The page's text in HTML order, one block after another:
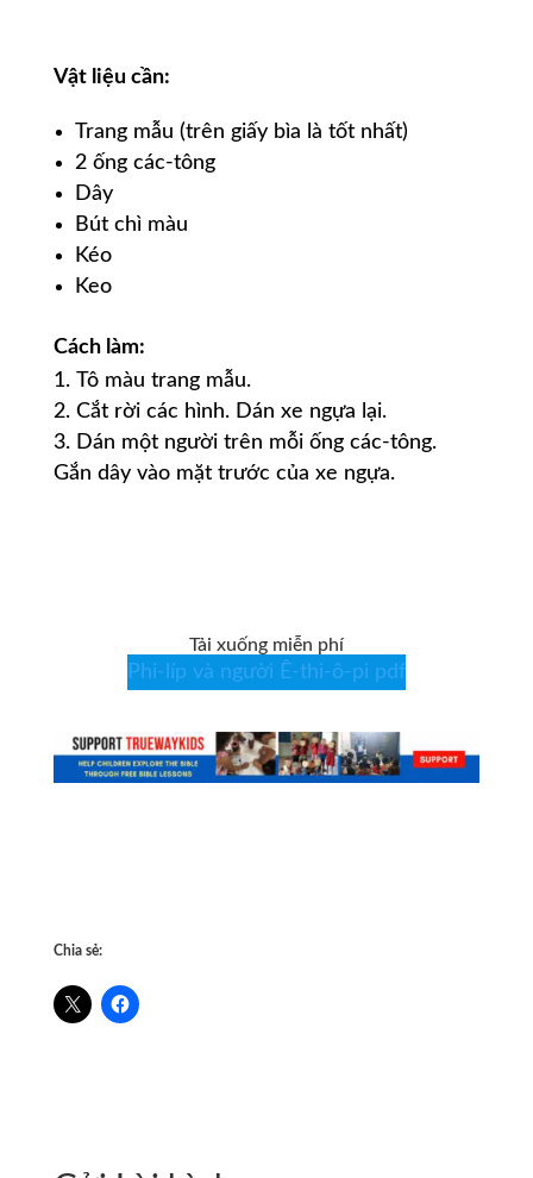
Vật liệu cần:
Trang mẫu (trên giấy bìa là tốt nhất)
2 ống các-tông
Dây
Bút chì màu
Kéo
Keo
Cách làm:
Tô màu trang mẫu.
Cắt rời các hình. Dán xe ngựa lại.
Dán một người trên mỗi ống các-tông.
Gắn dây vào mặt trước của xe ngựa.
Tải xuống miễn phí
Phi-líp và người Ê-thi-ô-pi pdf
Chia sẻ: